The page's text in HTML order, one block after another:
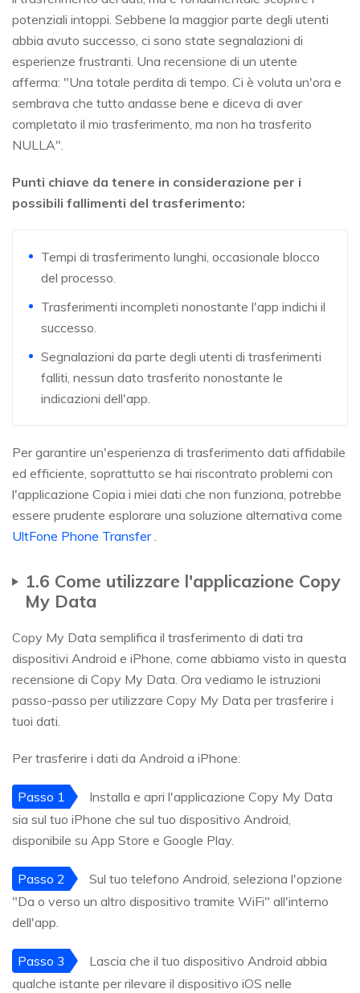
potenziali intoppi. Sebbene la maggior parte degli utenti
abbia avuto successo, ci sono state segnalazioni di
esperienze frustranti. Una recensione di un utente
afferma: "Una totale perdita di tempo. Ci è voluta un'ora e
sembrava che tutto andasse bene e diceva di aver
completato il mio trasferimento, ma non ha trasferito
NULLA".
Punti chiave da tenere in considerazione per i
possibili fallimenti del trasferimento:
Tempi di trasferimento lunghi, occasionale blocco
del processo.
Trasferimenti incompleti nonostante l'app indichi il
successo.
Segnalazioni da parte degli utenti di trasferimenti
falliti, nessun dato trasferito nonostante le
indicazioni dell'app.
Per garantire un'esperienza di trasferimento dati affidabile
ed efficiente, soprattutto se hai riscontrato problemi con
l'applicazione Copia i miei dati che non funziona, potrebbe
essere prudente esplorare una soluzione alternativa come
UltFone Phone Transfer.
1.6 Come utilizzare l'applicazione Copy
My Data
Copy My Data semplifica il trasferimento di dati tra
dispositivi Android e iPhone, come abbiamo visto in questa
recensione di Copy My Data. Ora vediamo le istruzioni
passo-passo per utilizzare Copy My Data per trasferire i
tuoi dati.
Per trasferire i dati da Android a iPhone:
Passo 1
Installa e apri l'applicazione Copy My Data
sia sul tuo iPhone che sul tuo dispositivo Android,
disponibile su App Store e Google Play.
Passo 2
Sul tuo telefono Android, seleziona l'opzione
"Da o verso un altro dispositivo tramite WiFi" all'interno
dell'app.
Passo 3
Lascia che il tuo dispositivo Android abbia
qualche istante per rilevare il dispositivo iOS nelle